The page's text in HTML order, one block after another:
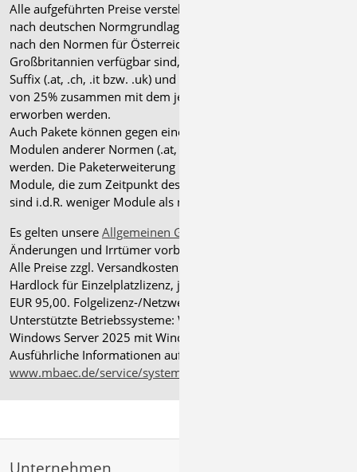
Alle aufgeführten Preise verstehen sich für Module/Pakete
nach deutschen Normgrundlagen (".de"). Module, die auch
nach den Normen für Österreich, Schweiz, Italien und
Großbritannien verfügbar sind, tragen ein entsprechendes
Suffix (.at, .ch, .it bzw. .uk) und können gegen einen Aufpreis
von 25% zusammen mit dem jeweiligen ".de"-Modul
erworben werden.
Auch Pakete können gegen einen Aufpreis von 25% mit
Modulen anderer Normen (.at, .ch, .it bzw. .uk) erweitert
werden. Die Paketerweiterung umfasst alle entsprechenden
Module, die zum Zeitpunkt des Kaufs verfügbar sind. Das
sind i.d.R. weniger Module als nach deutscher Norm.
Es gelten unsere Allgemeinen Geschäftsbedingungen
Änderungen und Irrtümer vorbehalten.
Alle Preise zzgl. Versandkosten und gesetzlicher MwSt.
Hardlock für Einzelplatzlizenz, je Arbeitsplatz erforderlich
EUR 95,00. Folgelizenz-/Netzwerkbedingungen auf Anfrage.
Unterstützte Betriebssysteme: Windows
Windows Server 2025 mit Windows Terminal Server.
Ausführliche Informationen auf
www.mbaec.de/service/systemvoraussetzungen